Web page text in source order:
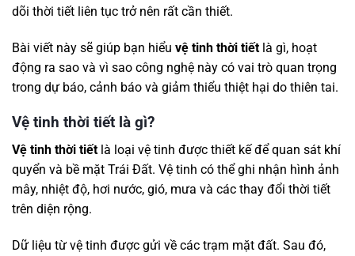
dõi thời tiết liên tục trở nên rất cần thiết.
Bài viết này sẽ giúp bạn hiểu vệ tinh thời tiết là gì, hoạt
động ra sao và vì sao công nghệ này có vai trò quan trọng
trong dự báo, cảnh báo và giảm thiểu thiệt hại do thiên tai.
Vệ tinh thời tiết là gì?
Vệ tinh thời tiết là loại vệ tinh được thiết kế để quan sát khí
quyển và bề mặt Trái Đất. Vệ tinh có thể ghi nhận hình ảnh
mây, nhiệt độ, hơi nước, gió, mưa và các thay đổi thời tiết
trên diện rộng.
Dữ liệu từ vệ tinh được gửi về các trạm mặt đất. Sau đó,